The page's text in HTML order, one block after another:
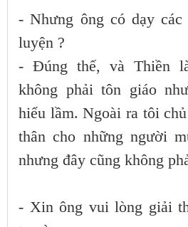
- Nhưng ông có dạy các
luyện ?
- Đúng thế, và Thiền
không phải tôn giáo
hiểu lầm. Ngoài ra tôi
thân cho những người
nhưng đây cũng không
- Xin ông vui lòng giải